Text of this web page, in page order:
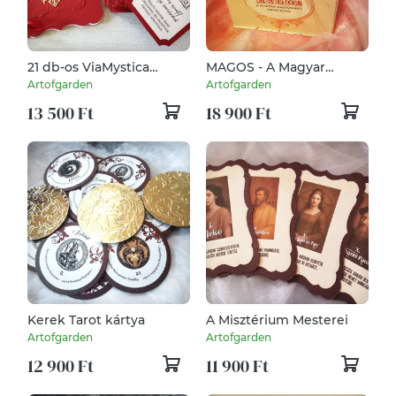
21 db-os ViaMystica
kártya
Artofgarden
13 500 Ft
MAGOS - A Magyar
hagyomány orákuluma.
Artofgarden
18 900 Ft
Kerek Tarot kártya
Artofgarden
12 900 Ft
A Misztérium Mesterei
Artofgarden
11 900 Ft